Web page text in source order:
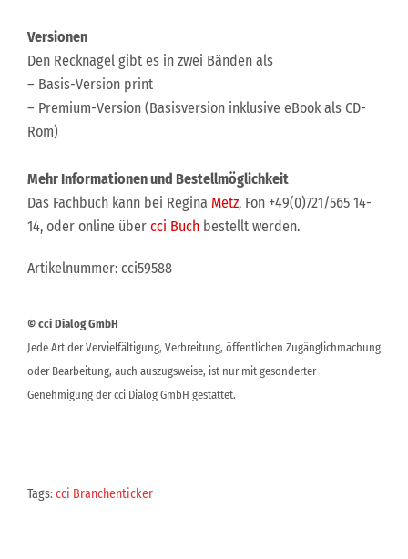
Versionen
Den Recknagel gibt es in zwei Bänden als
– Basis-Version print
– Premium-Version (Basisversion inklusive eBook als CD-
Rom)
Mehr Informationen und Bestellmöglichkeit
Das Fachbuch kann bei Regina Metz, Fon +49(0)721/565 14-
14, oder online über cci Buch bestellt werden.
Artikelnummer: cci59588
© cci Dialog GmbH
Jede Art der Vervielfältigung, Verbreitung, öffentlichen Zugänglichmachung
oder Bearbeitung, auch auszugsweise, ist nur mit gesonderter
Genehmigung der cci Dialog GmbH gestattet.
Tags:cci Branchenticker